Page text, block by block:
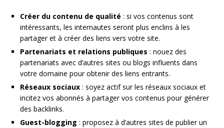
Créer du contenu de qualité : si vos contenus sont
intéressants, les internautes seront plus enclins à les
partager et à créer des liens vers votre site.
Partenariats et relations publiques : nouez des
partenariats avec d’autres sites ou blogs influents dans
votre domaine pour obtenir des liens entrants.
Réseaux sociaux : soyez actif sur les réseaux sociaux et
incitez vos abonnés à partager vos contenus pour générer
des backlinks.
Guest-blogging : proposez à d’autres sites de publier un